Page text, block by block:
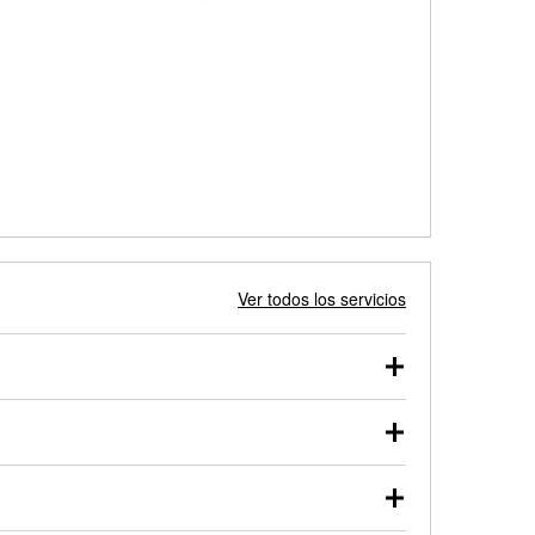
Ver todos los servicios
probarse dentro o fuera del vehículo y cargarse en
de nuestros profesionales te ayudará a encontrar
en el estacionamiento, o desmonta el